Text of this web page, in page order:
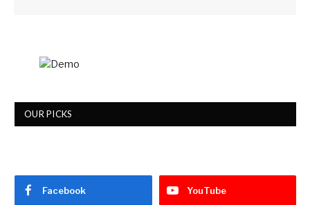
OUR PICKS
Facebook YouTube